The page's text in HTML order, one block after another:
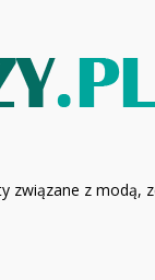
związane z modą,